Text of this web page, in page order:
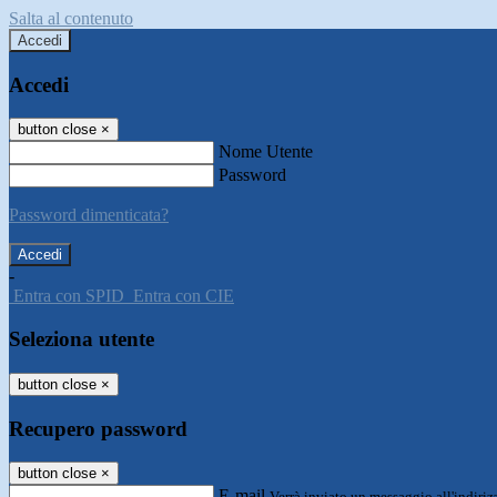
Salta al contenuto
Accedi
Accedi
button close ×
Nome Utente
Password
Password dimenticata?
-
Entra con SPID Entra con CIE
Seleziona utente
button close ×
Recupero password
button close ×